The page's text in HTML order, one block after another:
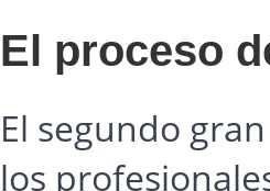
El proceso
El segundo
los